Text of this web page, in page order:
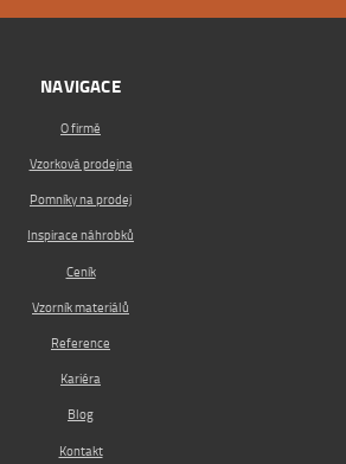
NAVIGACE
O firmě
Vzorková prodejna
Pomníky na prodej
Inspirace náhrobků
Ceník
Vzorník materiálů
Reference
Kariéra
Blog
Kontakt